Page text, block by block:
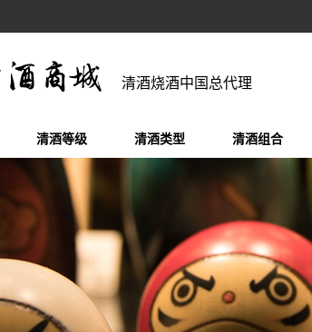
清酒烧酒中国总代理
清酒等级 清酒类型 清酒组合